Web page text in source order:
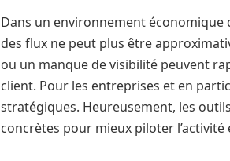
Dans un environnement économique
des flux ne peut plus être
ou un manque de visibilité peuvent
client. Pour les entreprises et en
stratégiques. Heureusement, les
concrètes pour mieux piloter